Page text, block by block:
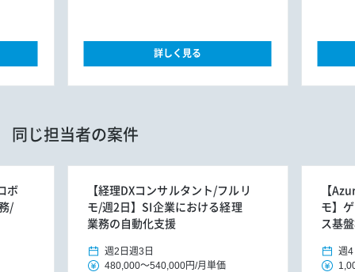
詳しく見る
同じ担当者の案件
ボ
/
【経理DXコンサルタント/フルリ
モ/週2日】SI企業における経理
業務の自動化支援
週2日 週3日
480,000～540,000円/月単価
【
モ】
ス基
週4